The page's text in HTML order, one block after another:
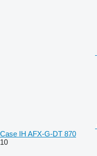
Case IH AFX-G-DT 870
10